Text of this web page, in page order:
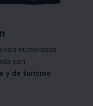
con numerosos
con
y de turismo